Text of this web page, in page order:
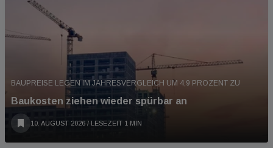
BAUPREISE LEGEN IM JAHRESVERGLEICH UM 4,9 PROZENT ZU
Baukosten ziehen wieder spürbar an
10. AUGUST 2026 / LESEZEIT 1 MIN